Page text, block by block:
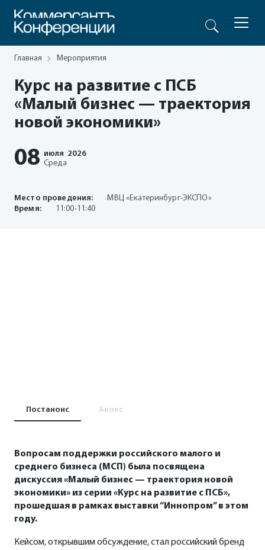
Главная Мероприятия
Курс на развитие с ПСБ
«Малый бизнес — траектория
новой экономики»
08 июля 2026
Среда
Место проведения:
МВЦ «Екатеринбург-ЭКСПО»
Время:
11:00-11:40
Постанонс Анонс
Вопросам поддержки российского малого и
среднего бизнеса (МСП) была посвящена
дискуссия «Малый бизнес — траектория новой
экономики» из серии «Курс на развитие с ПСБ»,
прошедшая в рамках выставки “Иннопром” в этом
году.
Кейсом, открывшим обсуждение, стал российский бренд